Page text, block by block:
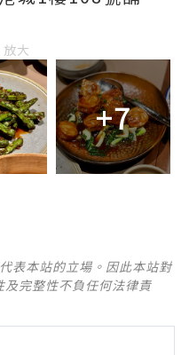
大
+7
表本站的立場。因此本站對
完整性不負任何法律責